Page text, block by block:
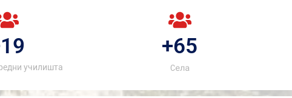
училишта
19
Села
+65